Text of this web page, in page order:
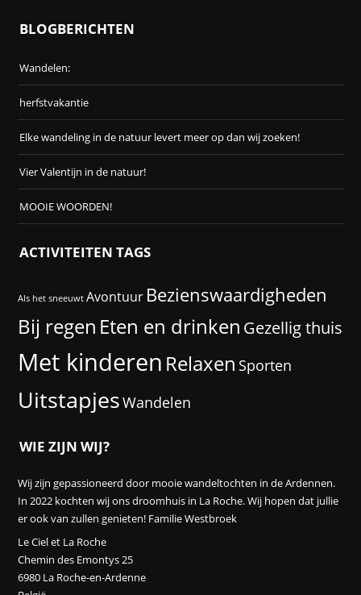
BLOGBERICHTEN
Wandelen:
herfstvakantie
Elke wandeling in de natuur levert meer op dan wij zoeken!
Vier Valentijn in de natuur!
MOOIE WOORDEN!
ACTIVITEITEN TAGS
Als het sneeuwt Avontuur Bezienswaardigheden
Bij regen Eten en drinken Gezellig thuis
Met kinderen Relaxen Sporten
UitstapjesWandelen
WIE ZIJN WIJ?
Wij zijn gepassioneerd door mooie wandeltochten in de Ardennen.
In 2022 kochten wij ons droomhuis in La Roche. Wij hopen dat jullie
er ook van zullen genieten! Familie Westbroek
Le Ciel et La Roche
Chemin des Emontys 25
6980 La Roche-en-Ardenne